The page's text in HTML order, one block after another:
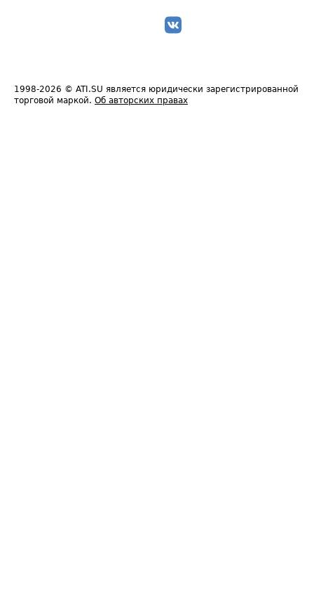
1998-2026 © ATI.SU является юридически зарегистрированной
торговой маркой. Об авторских правах